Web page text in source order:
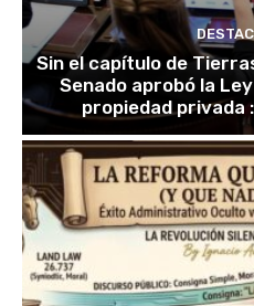
Sin el capítulo de
Senado aprobó la
propiedad privada